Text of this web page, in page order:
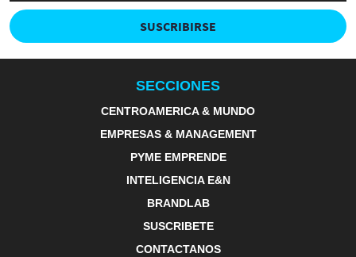
SUSCRIBIRSE
SECCIONES
CENTROAMERICA & MUNDO
EMPRESAS & MANAGEMENT
PYME EMPRENDE
INTELIGENCIA E&N
BRANDLAB
SUSCRIBETE
CONTACTANOS